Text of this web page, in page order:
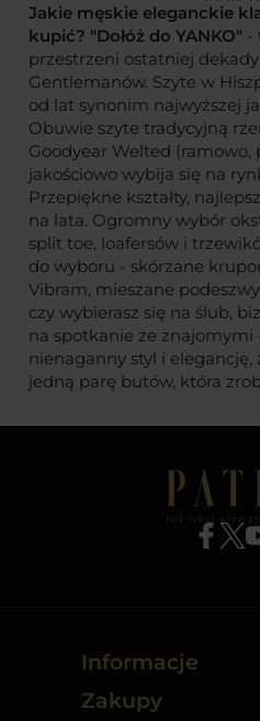
Jakie męskie eleganckie
kupić? "Dołóż do YANKO" -
przestrzeni ostatniej
Gentlemanów. Szyte w
od lat synonim najwyższej
Obuwie szyte tradycyjną
Goodyear Welted (ramowo,
jakościowo wybija się na
Przepiękne kształty,
na lata. Ogromny wybór
split toe, loafersów i
do wyboru - skórzane
Vibram, mieszane
czy wybierasz się na ślub,
na spotkanie ze znajomymi
nienaganny styl i
jedną parę butów, która
Informacje
Zakupy